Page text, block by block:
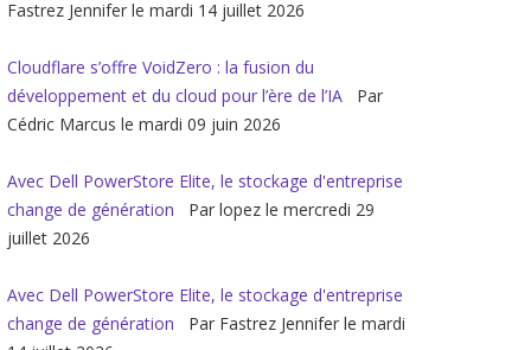
Fastrez Jennifer le mardi 14 juillet 2026
Cloudflare s’offre VoidZero : la fusion du
développement et du cloud pour l’ère de l’IA
Par
Cédric Marcus le mardi 09 juin 2026
Avec Dell PowerStore Elite, le stockage d'entreprise
change de génération
Par lopez le mercredi 29
juillet 2026
Avec Dell PowerStore Elite, le stockage d'entreprise
change de génération
Par Fastrez Jennifer le mardi